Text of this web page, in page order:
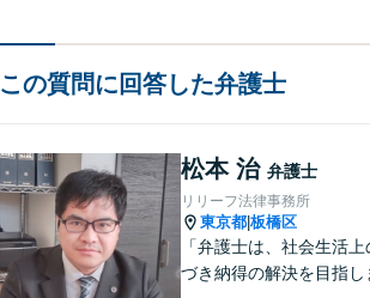
この質問に回答した弁護士
松本 治 弁護士
リリーフ法律事務所
東京都 板橋区
「弁護士は、社会生活
づき納得の解決を目指し